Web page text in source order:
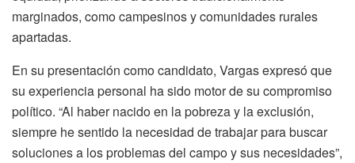
marginados, como campesinos y comunidades rurales
apartadas.
En su presentación como candidato, Vargas expresó que
su experiencia personal ha sido motor de su compromiso
político. “Al haber nacido en la pobreza y la exclusión,
siempre he sentido la necesidad de trabajar para buscar
soluciones a los problemas del campo y sus necesidades”,